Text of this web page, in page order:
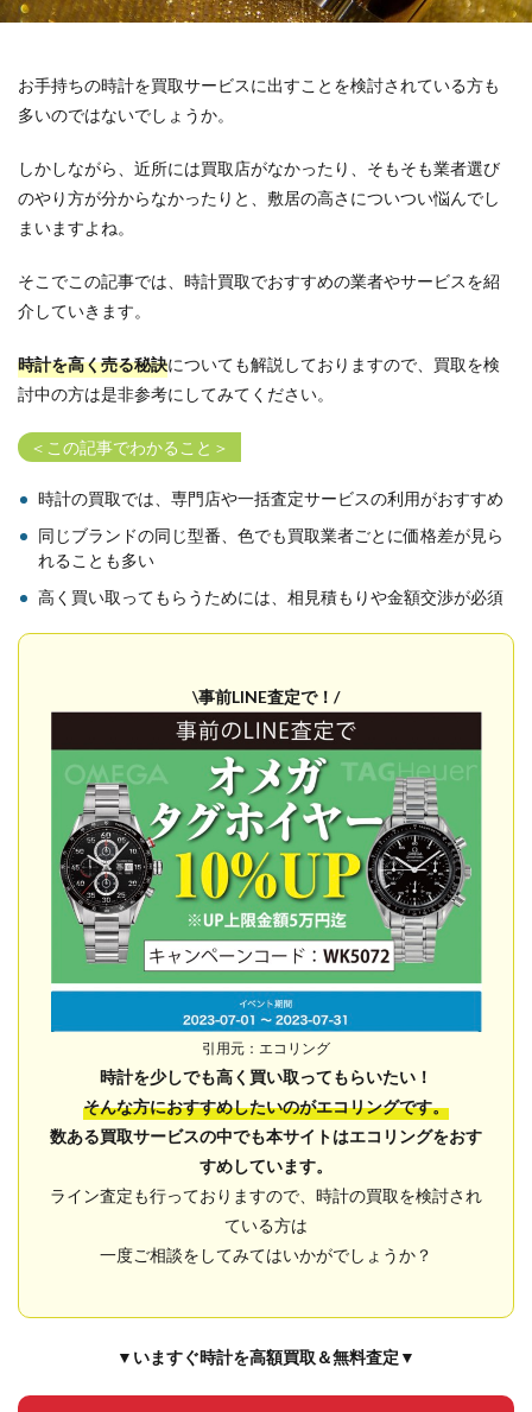
お手持ちの時計を買取サービスに出すことを検討されている方も
多いのではないでしょうか。
しかしながら、近所には買取店がなかったり、そもそも業者選び
のやり方が分からなかったりと、敷居の高さについつい悩んでし
まいますよね。
そこでこの記事では、時計買取でおすすめの業者やサービスを紹
介していきます。
時計を高く売る秘訣についても解説しておりますので、買取を検
討中の方は是非参考にしてみてください。
＜この記事でわかること＞
時計の買取では、専門店や一括査定サービスの利用がおすすめ
同じブランドの同じ型番、色でも買取業者ごとに価格差が見ら
れることも多い
高く買い取ってもらうためには、相見積もりや金額交渉が必須
\事前LINE査定で！/
引用元：エコリング
時計を少しでも高く買い取ってもらいたい！
そんな方におすすめしたいのがエコリングです。
数ある買取サービスの中でも本サイトはエコリングをおす
すめしています。
ライン査定も行っておりますので、時計の買取を検討され
ている方は
一度ご相談をしてみてはいかがでしょうか？
▼いますぐ時計を高額買取＆無料査定▼